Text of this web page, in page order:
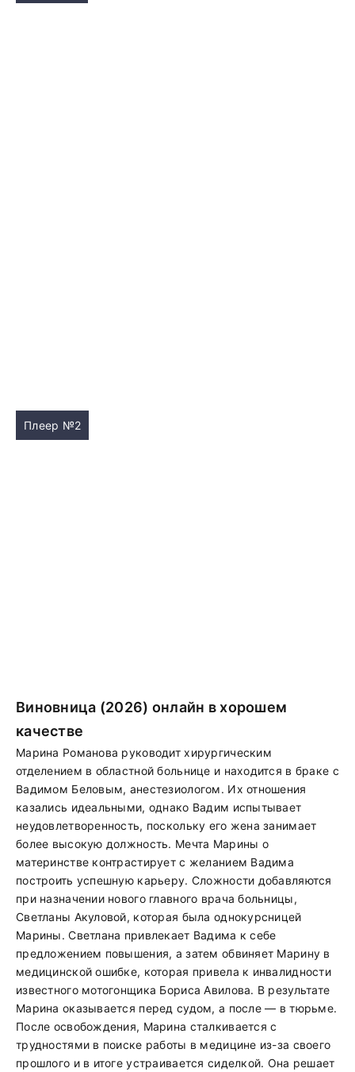
Плеер №2
Виновница (2026) онлайн в хорошем
качестве
Марина Романова руководит хирургическим
отделением в областной больнице и находится в браке с
Вадимом Беловым, анестезиологом. Их отношения
казались идеальными, однако Вадим испытывает
неудовлетворенность, поскольку его жена занимает
более высокую должность. Мечта Марины о
материнстве контрастирует с желанием Вадима
построить успешную карьеру. Сложности добавляются
при назначении нового главного врача больницы,
Светланы Акуловой, которая была однокурсницей
Марины. Светлана привлекает Вадима к себе
предложением повышения, а затем обвиняет Марину в
медицинской ошибке, которая привела к инвалидности
известного мотогонщика Бориса Авилова. В результате
Марина оказывается перед судом, а после — в тюрьме.
После освобождения, Марина сталкивается с
трудностями в поиске работы в медицине из-за своего
прошлого и в итоге устраивается сиделкой. Она решает